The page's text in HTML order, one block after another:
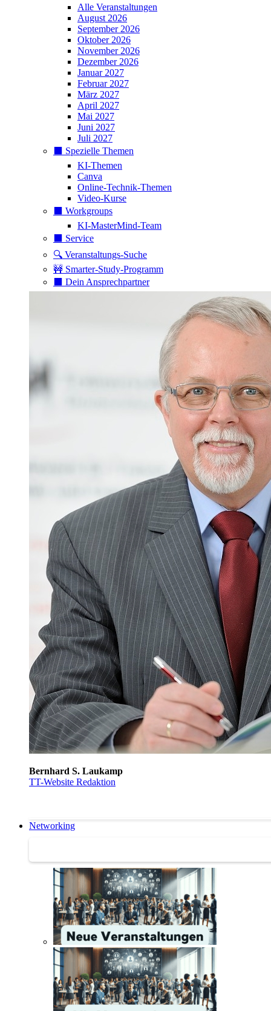
Alle Veranstaltungen
August 2026
September 2026
Oktober 2026
November 2026
Dezember 2026
Januar 2027
Februar 2027
März 2027
April 2027
Mai 2027
Juni 2027
Juli 2027
⬛️ Spezielle Themen
KI-Themen
Canva
Online-Technik-Themen
Video-Kurse
⬛️ Workgroups
KI-MasterMind-Team
⬛️ Service
🔍 Veranstaltungs-Suche
🚧 Smarter-Study-Programm
⬛️ Dein Ansprechpartner
Bernhard S. Laukamp
TT-Website Redaktion
Networking